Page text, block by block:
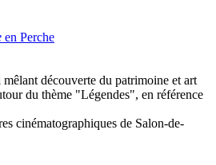
en Perche
découverte du patrimoine et art
du thème "Légendes", en référence